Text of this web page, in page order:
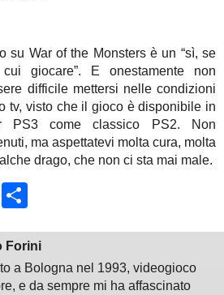
su War of the Monsters è un “sì, se
giocare”. E onestamente non
difficile mettersi nelle condizioni
tv, visto che il gioco è disponibile in
PS3 come classico PS2. Non
ma aspettatevi molta cura, molta
drago, che non ci sta mai male.
WhatsApp
Forini
a Bologna nel 1993, videogioco
e da sempre mi ha affascinato